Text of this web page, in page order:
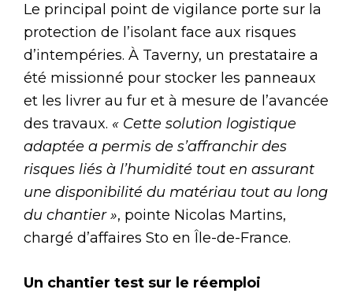
Le principal point de vigilance porte sur la
protection de l’isolant face aux risques
d’intempéries. À Taverny, un prestataire a
été missionné pour stocker les panneaux
et les livrer au fur et à mesure de l’avancée
des travaux. « Cette solution logistique
adaptée a permis de s’affranchir des
risques liés à l’humidité tout en assurant
une disponibilité du matériau tout au long
du chantier », pointe Nicolas Martins,
chargé d’affaires Sto en Île-de-France.
Un chantier test sur le réemploi